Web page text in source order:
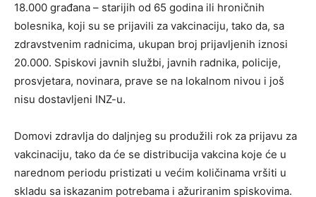
18.000 građana – starijih od 65 godina ili hroničnih
bolesnika, koji su se prijavili za vakcinaciju, tako da, sa
zdravstvenim radnicima, ukupan broj prijavljenih iznosi
20.000. Spiskovi javnih službi, javnih radnika, policije,
prosvjetara, novinara, prave se na lokalnom nivou i još
nisu dostavljeni INZ-u.
Domovi zdravlja do daljnjeg su produžili rok za prijavu za
vakcinaciju, tako da će se distribucija vakcina koje će u
narednom periodu pristizati u većim količinama vršiti u
skladu sa iskazanim potrebama i ažuriranim spiskovima.